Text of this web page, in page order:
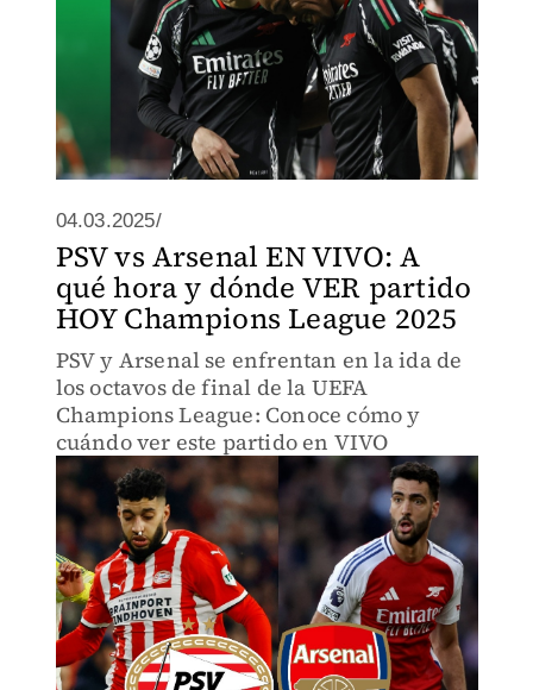
04.03.2025/
PSV vs Arsenal EN VIVO: A
qué hora y dónde VER partido
HOY Champions League 2025
PSV y Arsenal se enfrentan en la ida de
los octavos de final de la UEFA
Champions League: Conoce cómo y
cuándo ver este partido en VIVO